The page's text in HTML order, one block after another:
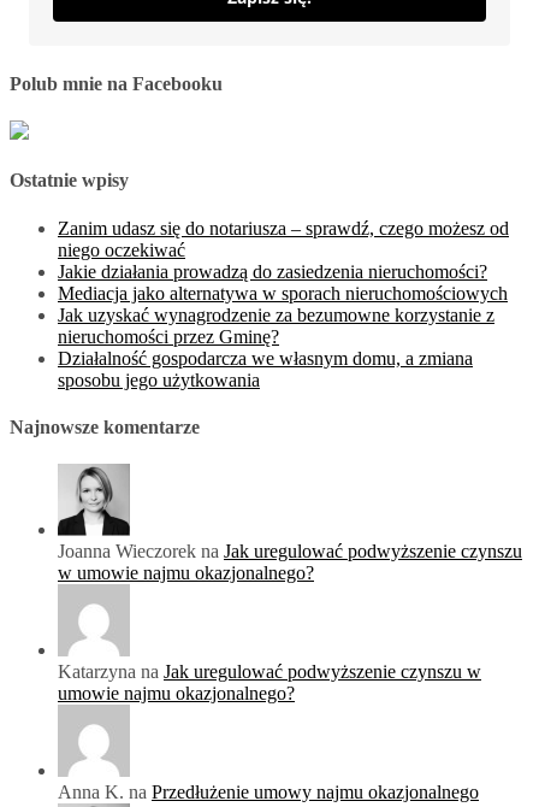
Polub mnie na Facebooku
Ostatnie wpisy
Zanim udasz się do notariusza – sprawdź, czego możesz od
niego oczekiwać
Jakie działania prowadzą do zasiedzenia nieruchomości?
Mediacja jako alternatywa w sporach nieruchomościowych
Jak uzyskać wynagrodzenie za bezumowne korzystanie z
nieruchomości przez Gminę?
Działalność gospodarcza we własnym domu, a zmiana
sposobu jego użytkowania
Najnowsze komentarze
Joanna Wieczorek na Jak uregulować podwyższenie czynszu
w umowie najmu okazjonalnego?
Katarzyna na Jak uregulować podwyższenie czynszu w
umowie najmu okazjonalnego?
Anna K. na Przedłużenie umowy najmu okazjonalnego